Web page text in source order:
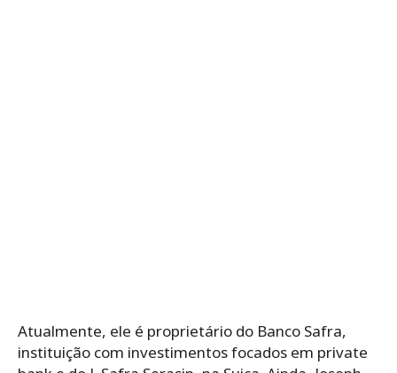
Atualmente, ele é proprietário do Banco Safra,
instituição com investimentos focados em private